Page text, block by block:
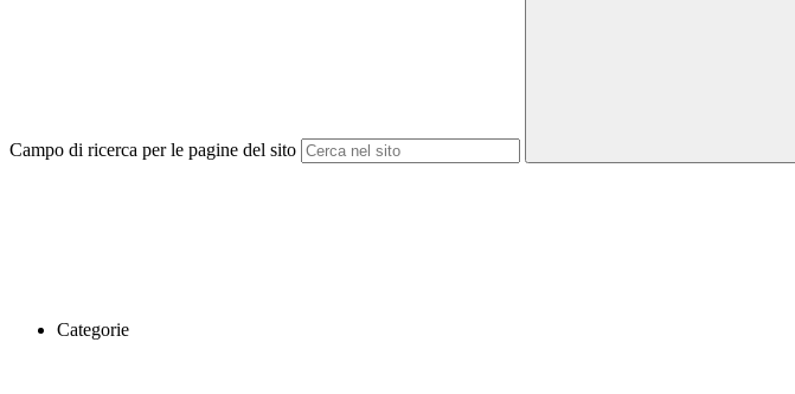
Campo di ricerca per le pagine del sito
Categorie